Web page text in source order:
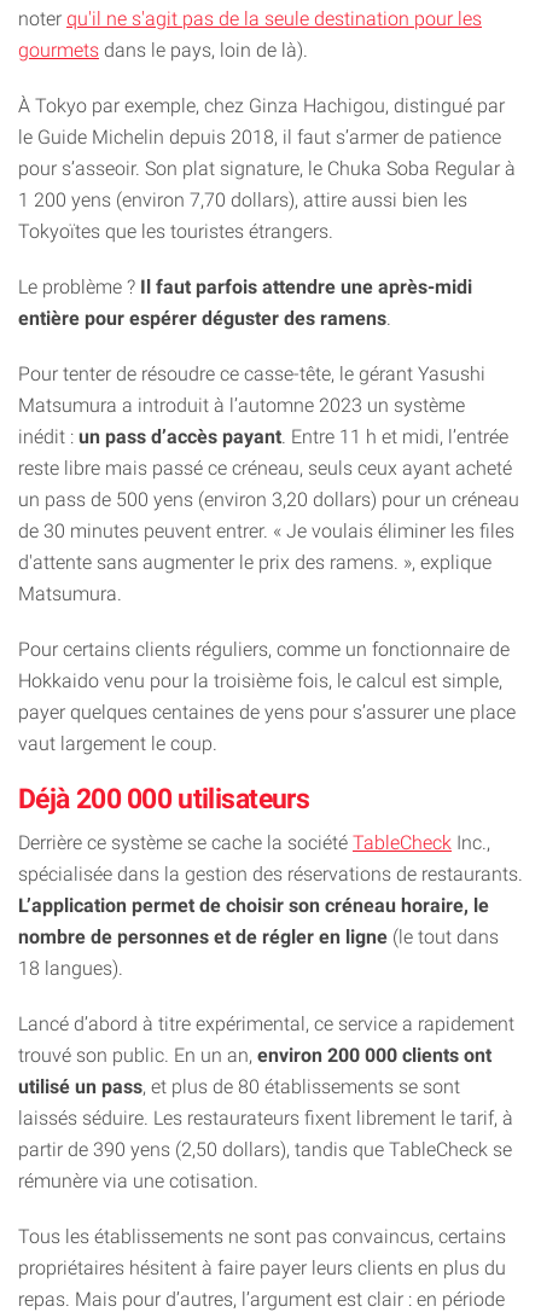
noter qu'il ne s'agit pas de la seule destination pour les
gourmets dans le pays, loin de là).
À Tokyo par exemple, chez Ginza Hachigou, distingué par
le Guide Michelin depuis 2018, il faut s’armer de patience
pour s’asseoir. Son plat signature, le Chuka Soba Regular à
1 200 yens (environ 7,70 dollars), attire aussi bien les
Tokyoïtes que les touristes étrangers.
Le problème ? Il faut parfois attendre une après-midi
entière pour espérer déguster des ramens
Pour tenter de résoudre ce casse-tête, le gérant Yasushi
Matsumura a introduit à l’automne 2023 un système
inédit : un pass d’accès payant . Entre 11 h et midi, l’entrée
reste libre mais passé ce créneau, seuls ceux ayant acheté
un pass de 500 yens (environ 3,20 dollars) pour un créneau
de 30 minutes peuvent entrer. « Je voulais éliminer les files
d'attente sans augmenter le prix des ramens. », explique
Matsumura.
Pour certains clients réguliers, comme un fonctionnaire de
Hokkaido venu pour la troisième fois, le calcul est simple,
payer quelques centaines de yens pour s’assurer une place
vaut largement le coup.
Déjà 200 000 utilisateurs
Derrière ce système se cache la société TableCheck Inc.,
spécialisée dans la gestion des réservations de restaurants.
L’application permet de choisir son créneau horaire, le
nombre de personnes et de régler en ligne (le tout dans
18 langues).
Lancé d’abord à titre expérimental, ce service a rapidement
trouvé son public. En un an, environ 200 000 clients ont
utilisé un pass, et plus de 80 établissements se sont
laissés séduire. Les restaurateurs fixent librement le tarif, à
partir de 390 yens (2,50 dollars), tandis que TableCheck se
rémunère via une cotisation.
Tous les établissements ne sont pas convaincus, certains
propriétaires hésitent à faire payer leurs clients en plus du
repas. Mais pour d’autres, l’argument est clair : en période